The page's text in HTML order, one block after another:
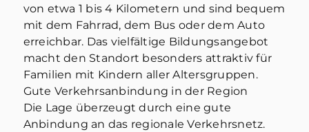
von etwa 1 bis 4 Kilometern und sind bequem
mit dem Fahrrad, dem Bus oder dem Auto
erreichbar. Das vielfältige Bildungsangebot
macht den Standort besonders attraktiv für
Familien mit Kindern aller Altersgruppen.
Gute Verkehrsanbindung in der Region
Die Lage überzeugt durch eine gute
Anbindung an das regionale Verkehrsnetz.